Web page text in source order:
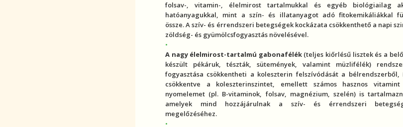
folsav-, vitamin-, élelmirosttartalmukkal és egyéb biológiailag
hatóanyagukkal, mint a szín- és illatanyagot adó fitokemikáliákkal
össze. Aszív- és érrendszeri betegségek kockázata csökkenthető a napi
zöldség- és gyümölcsfogyasztás növelésével.
A nagy élelmirost-tartalmú gabonafélék(teljes kiőrlésű lisztek és a
készült pékáruk, tészták, sütemények, valamint müzlifélék)
fogyasztása csökkentheti a koleszterin felszívódását a bélrendszerből,
csökkentve a koleszterinszintet, emellett számos hasznos
nyomelemet (pl. B-vitaminok, folsav, magnézium, szelén) is
amelyek mind hozzájárulnak a szív- és érrendszeri
megelőzéséhez.